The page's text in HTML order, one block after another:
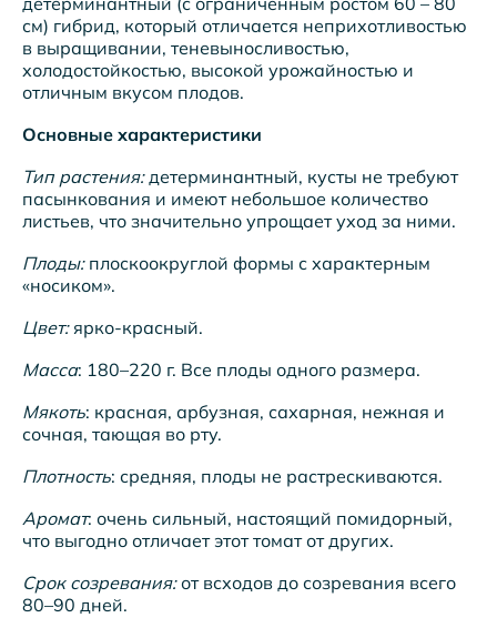
см) гибрид, который отличается неприхотливостью
в выращивании, теневыносливостью,
холодостойкостью, высокой урожайностью и
отличным вкусом плодов.
Основные характеристики
Тип растения:детерминантный, кусты не требуют
пасынкования и имеют небольшое количество
листьев, что значительно упрощает уход за ними.
Плоды: плоскоокруглой формы с характерным
«носиком».
Цвет:ярко-красный.
Масса: 180–220 г. Все плоды одного размера.
Мякоть: красная, арбузная, сахарная, нежная и
сочная, тающая во рту.
Плотность: средняя, плоды не растрескиваются.
Аромат: очень сильный, настоящий помидорный,
что выгодно отличает этот томат от других.
Срок созревания:от всходов до созревания всего
80–90 дней.